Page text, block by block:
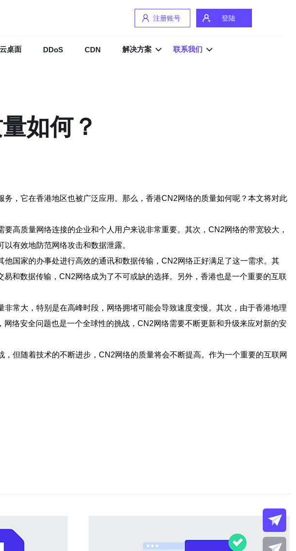
注册账号 登陆
云桌面 DDoS CDN 解决方案 联系我们
如何？
，它在香港地区也被广泛应用。那么，香港CN2网络的质量如何呢？本文将对此
高质量网络连接的企业和个人用户来说非常重要。其次，CN2网络的带宽较大，
有效地防范网络攻击和数据泄露。
国家的办事处进行高效的通讯和数据传输，CN2网络正好满足了这一需求。其
和数据传输，CN2网络成为了不可或缺的选择。另外，香港也是一个重要的互联
常大，特别是在高峰时段，网络拥堵可能会导致速度变慢。其次，由于香港地理
络安全问题也是一个全球性的挑战，CN2网络需要不断更新和升级来应对新的安
但随着技术的不断进步，CN2网络的质量将会不断提高。作为一个重要的互联网